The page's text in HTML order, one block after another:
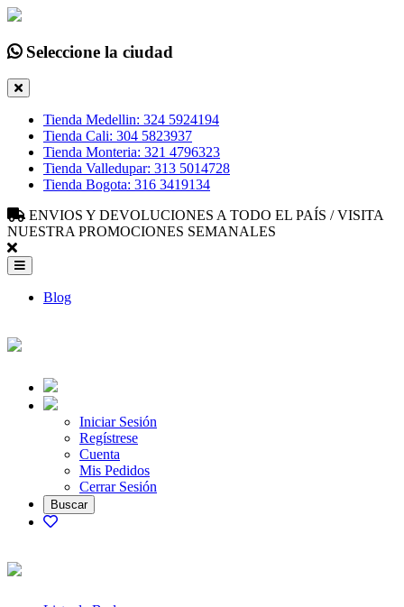
Seleccione la ciudad
Tienda Medellin: 324 5924194
Tienda Cali: 304 5823937
Tienda Monteria: 321 4796323
Tienda Valledupar: 313 5014728
Tienda Bogota: 316 3419134
ENVIOS Y DEVOLUCIONES A TODO EL PAÍS / VISITA
NUESTRA PROMOCIONES SEMANALES
Blog
Iniciar Sesión
Regístrese
Cuenta
Mis Pedidos
Cerrar Sesión